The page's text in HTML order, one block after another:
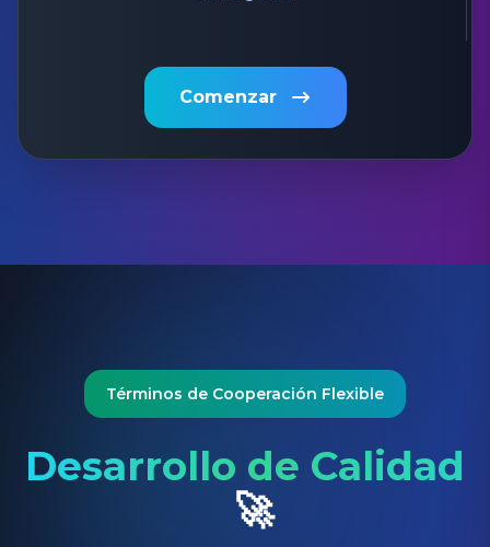
Comenzar
Términos de Cooperación Flexible
Desarrollo de Calidad
🚀